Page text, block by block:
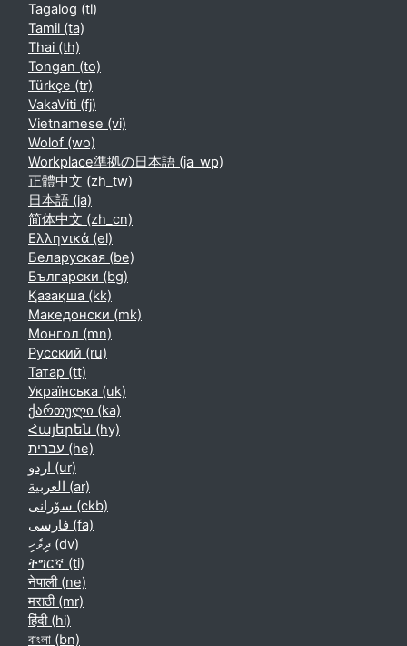
Tagalog ‎(tl)‎
Tamil ‎(ta)‎
Thai ‎(th)‎
Tongan ‎(to)‎
Türkçe ‎(tr)‎
VakaViti ‎(fj)‎
Vietnamese ‎(vi)‎
Wolof ‎(wo)‎
Workplace準拠の日本語 ‎(ja_wp)‎
正體中文 ‎(zh_tw)‎
日本語 ‎(ja)‎
简体中文 ‎(zh_cn)‎
Ελληνικά ‎(el)‎
Беларуская ‎(be)‎
Български ‎(bg)‎
Қазақша ‎(kk)‎
Македонски ‎(mk)‎
Монгол ‎(mn)‎
Русский ‎(ru)‎
Татар ‎(tt)‎
Українська ‎(uk)‎
ქართული ‎(ka)‎
Հայերեն ‎(hy)‎
עברית ‎(he)‎
اردو ‎(ur)‎
العربية ‎(ar)‎
سۆرانی ‎(ckb)‎
فارسی ‎(fa)‎
ދިވެހި ‎(dv)‎
ትግርኛ ‎(ti)‎
नेपाली ‎(ne)‎
मराठी ‎(mr)‎
हिंदी ‎(hi)‎
বাংলা ‎(bn)‎